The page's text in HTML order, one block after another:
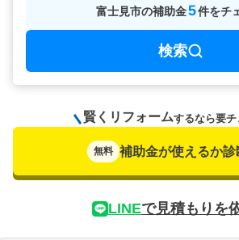
富士見市の補助金5件をチ
検索
賢くリフォームするなら要チ
無料 補助金が使えるか診
LINEで見積もりを